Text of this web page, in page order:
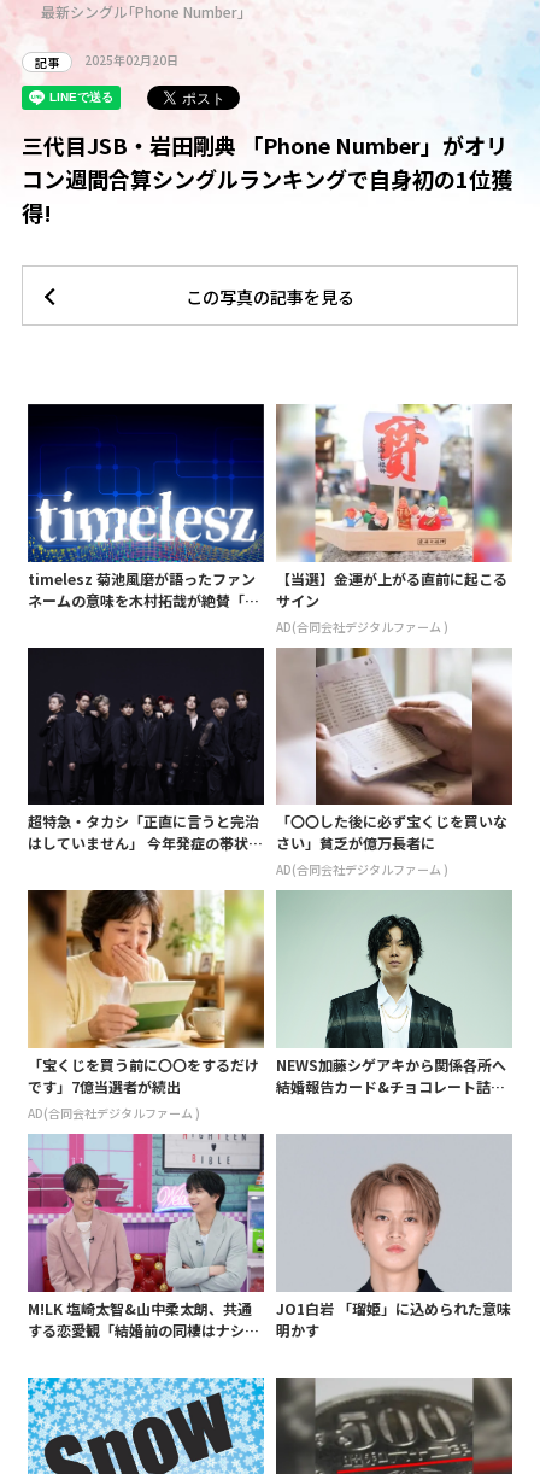
最新シングル｢Phone Number｣
記事 2025年02月20日
三代目JSB・岩田剛典 「Phone Number」がオリ
コン週間合算シングルランキングで自身初の1位獲
得!
この写真の記事を見る
timelesz 菊池風磨が語ったファン
ネームの意味を木村拓哉が絶賛「考
【当選】金運が上がる直前に起こる
サイン
AD(合同会社デジタルファーム )
超特急・タカシ「正直に言うと完治
はしていません」 今年発症の帯状疱
白 後遺症も語る
「〇〇した後に必ず宝くじを買いな
さい」貧乏が億万長者に
AD(合同会社デジタルファーム )
「宝くじを買う前に〇〇をするだけ
です」7億当選者が続出
AD(合同会社デジタルファーム )
NEWS加藤シゲアキから関係各所へ
結婚報告カード&チョコレート詰め
も添えて
M!LK 塩崎太智&山中柔太朗、共通
する恋愛観「結婚前の同棲はナシ」
JO1白岩 「瑠姫」に込められた意味
明かす